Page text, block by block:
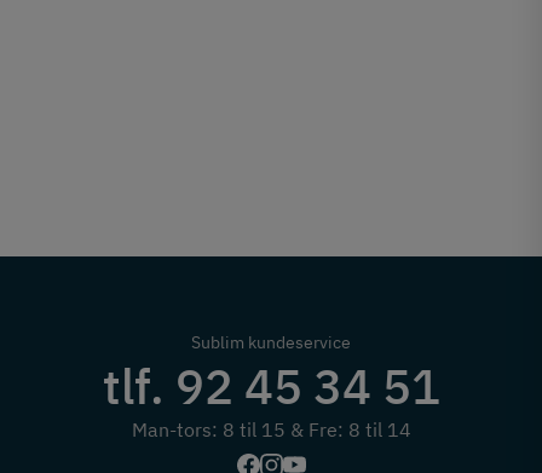
Sublim kundeservice
tlf. 92 45 34 51
Man-tors: 8 til 15 & Fre: 8 til 14